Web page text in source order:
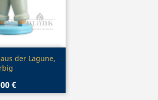
der Lagune,
€